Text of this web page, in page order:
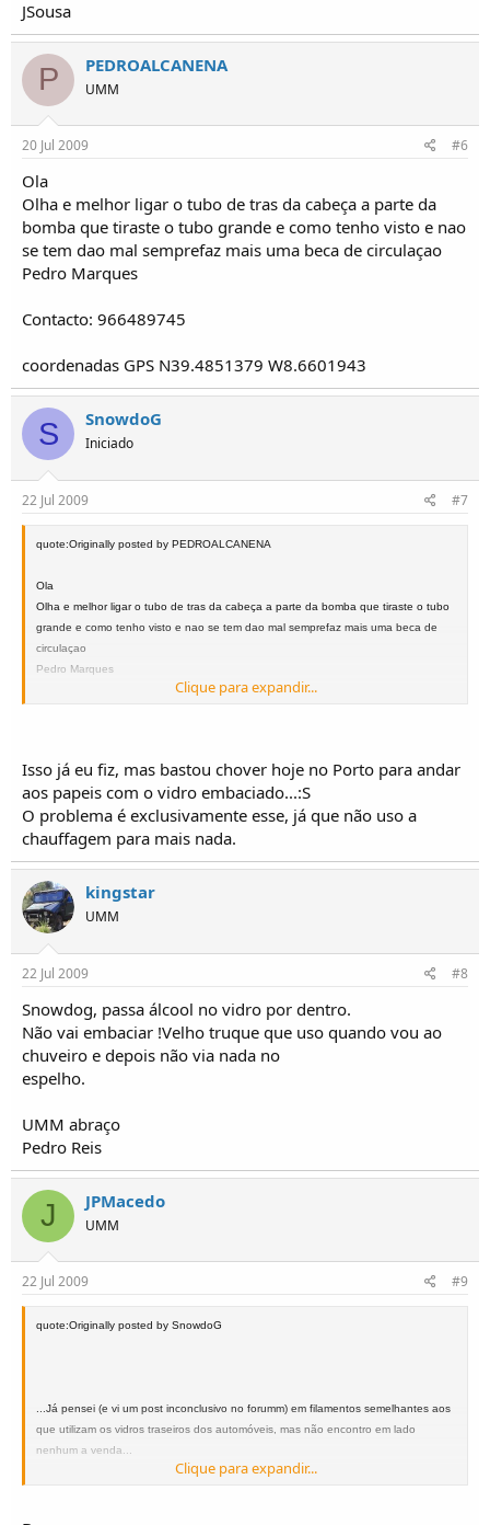
JSousa
P PEDROALCANENA
UMM
20 Jul 2009 #6
Ola
Olha e melhor ligar o tubo de tras da cabeça a parte da
bomba que tiraste o tubo grande e como tenho visto e nao
se tem dao mal semprefaz mais uma beca de circulaçao
Pedro Marques
Contacto: 966489745
coordenadas GPS N39.4851379 W8.6601943
S SnowdoG
Iniciado
22 Jul 2009 #7
quote:Originally posted by PEDROALCANENA
Ola
Olha e melhor ligar o tubo de tras da cabeça a parte da bomba que tiraste o tubo
grande e como tenho visto e nao se tem dao mal semprefaz mais uma beca de
circulaçao
Pedro Marques
Clique para expandir...
Isso já eu fiz, mas bastou chover hoje no Porto para andar
aos papeis com o vidro embaciado...:S
O problema é exclusivamente esse, já que não uso a
chauffagem para mais nada.
kingstar
UMM
22 Jul 2009 #8
Snowdog, passa álcool no vidro por dentro.
Não vai embaciar !Velho truque que uso quando vou ao
chuveiro e depois não via nada no
espelho.
UMM abraço
Pedro Reis
J JPMacedo
UMM
22 Jul 2009 #9
quote:Originally posted by SnowdoG
...Já pensei (e vi um post inconclusivo no forumm) em filamentos semelhantes aos
que utilizam os vidros traseiros dos automóveis, mas não encontro em lado
nenhum a venda...
Clique para expandir...